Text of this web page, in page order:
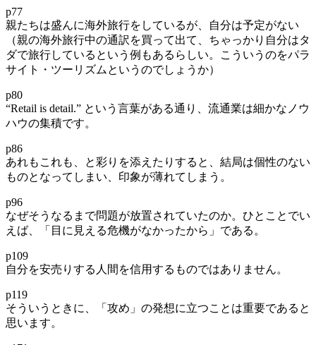
p77
親たちは盛んに海外旅行をしているが、自分は予定がない
（親の海外旅行中の通訳を買って出て、ちゃっかり自分はタ
ダで旅行しているという例もあるらしい。こういうのをパラ
サイト・ツーリズムというのでしょうか）
p80
“Retail is detail.” という言葉がある通り、流通業は細かなノウ
ハウの集積です。
p86
あれもこれも、と彩りを添えたりすると、結局は個性のない
ものとなってしまい、印象が薄れてしまう。
p96
なぜそうなるまで問題が放置されていたのか。ひとことでい
えば、「目に見える危機がなかったから」である。
p109
自分を安売りする人間を信用するものではありません。
p119
そういうときに、「攻め」の発想に立つことは重要であると
思います。